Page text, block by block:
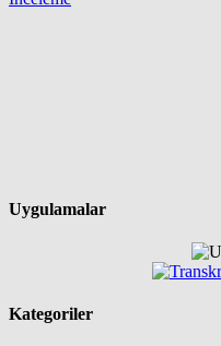
Uygulamalar
Kategoriler